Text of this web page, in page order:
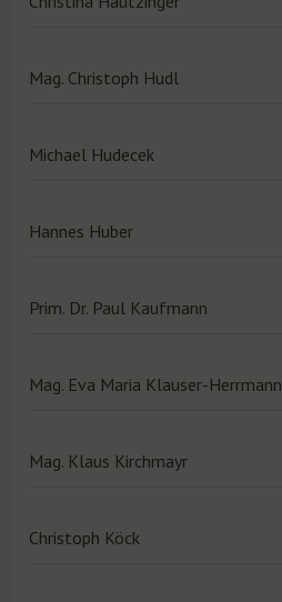
Mag. Christoph Hudl
Michael Hudecek
Hannes Huber
Prim. Dr. Paul Kaufmann
Mag. Eva Maria Klauser-Herrmann
Mag. Klaus Kirchmayr
Christoph Köck